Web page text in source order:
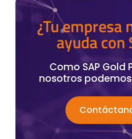
¿Tu empresa
ayuda con
Como SAP Gold
nosotros